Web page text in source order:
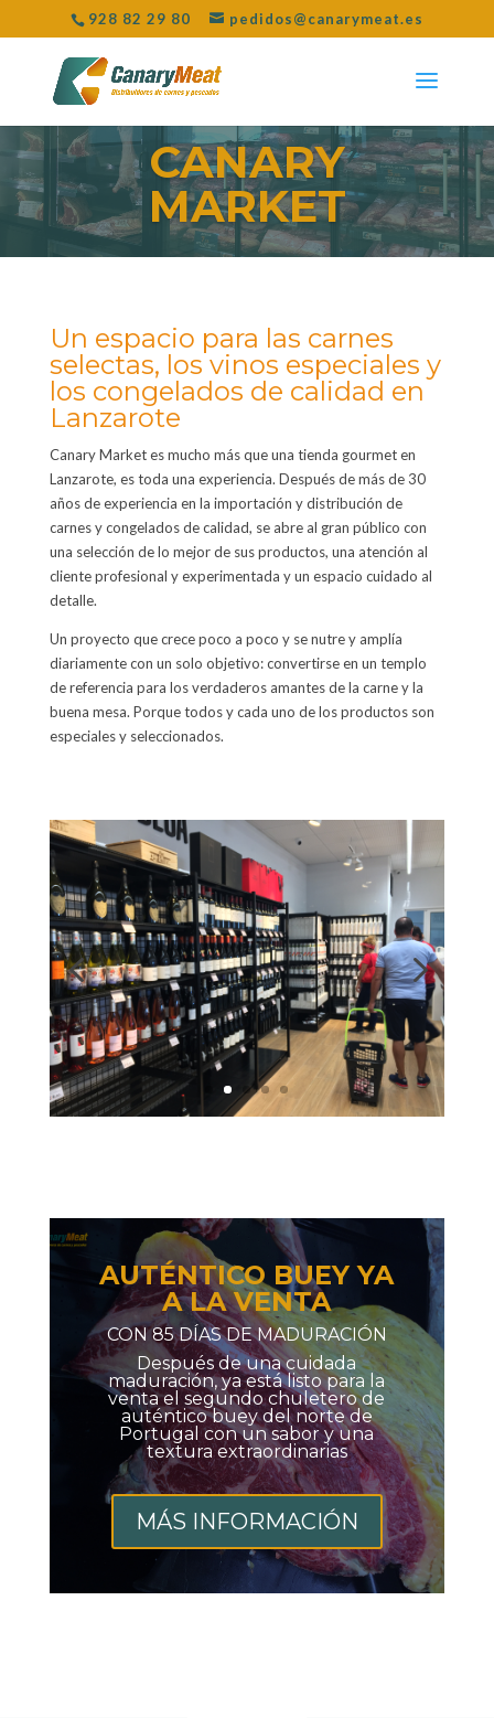
928 82 29 80 pedidos@canarymeat.es
CANARY
MARKET
Un espacio para las carnes
selectas, los vinos especiales y
los congelados de calidad en
Lanzarote
Canary Market es mucho más que una tienda gourmet en
Lanzarote, es toda una experiencia. Después de más de 30
años de experiencia en la importación y distribución de
carnes y congelados de calidad, se abre al gran público con
una selección de lo mejor de sus productos, una atención al
cliente profesional y experimentada y un espacio cuidado al
detalle.
Un proyecto que crece poco a poco y se nutre y amplía
diariamente con un solo objetivo: convertirse en un templo
de referencia para los verdaderos amantes de la carne y la
buena mesa. Porque todos y cada uno de los productos son
especiales y seleccionados.
AUTÉNTICO BUEY YA
A LA VENTA
CON 85 DÍAS DE MADURACIÓN
Después de una cuidada
maduración, ya está listo para la
venta el segundo chuletero de
auténtico buey del norte de
Portugal con un sabor y una
textura extraordinarias
MÁS INFORMACIÓN